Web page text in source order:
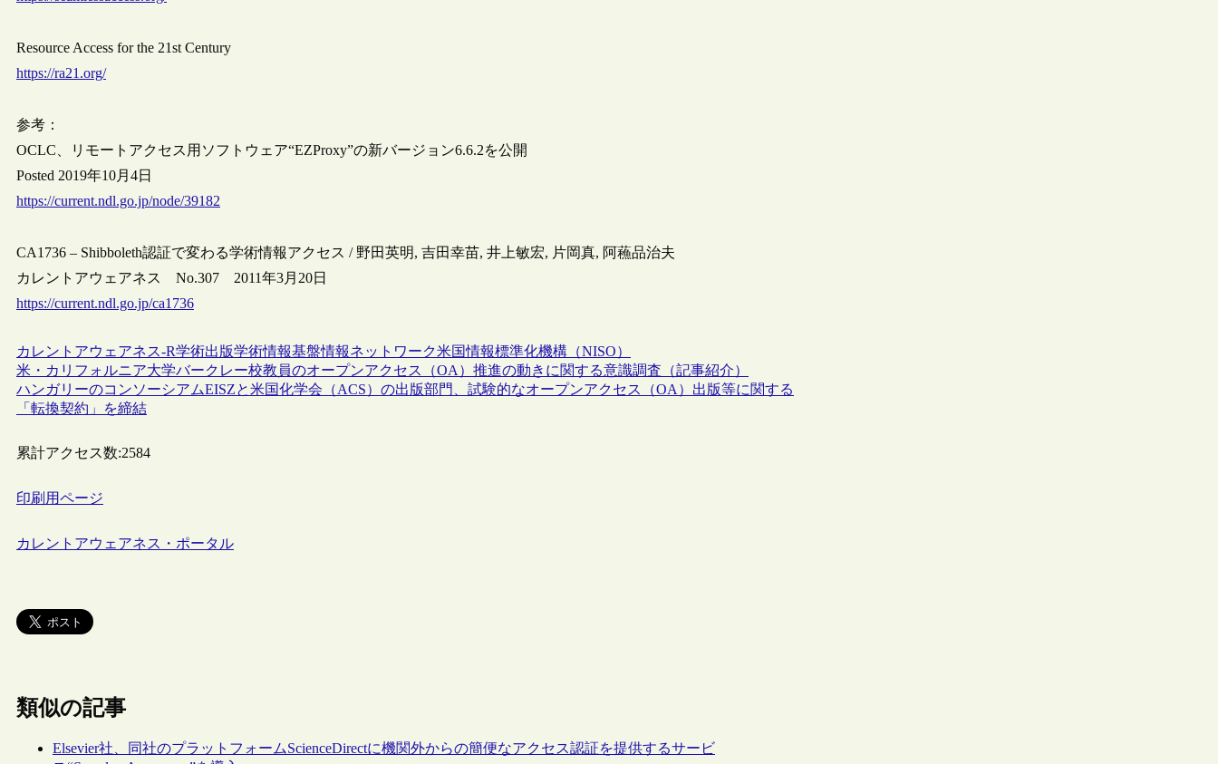
Resource Access for the 21st Century
https://ra21.org/
参考：
OCLC、リモートアクセス用ソフトウェア“EZProxy”の新バージョン6.6.2を公開
Posted 2019年10月4日
https://current.ndl.go.jp/node/39182
CA1736 – Shibboleth認証で変わる学術情報アクセス / 野田英明, 吉田幸苗, 井上敏宏, 片岡真, 阿蘓品治夫
カレントアウェアネス No.307 2011年3月20日
https://current.ndl.go.jp/ca1736
カレントアウェアネス-R学術出版学術情報基盤情報ネットワーク米国情報標準化機構（NISO）
米・カリフォルニア大学バークレー校教員のオープンアクセス（OA）推進の動きに関する意識調査（記事紹介）
ハンガリーのコンソーシアムEISZと米国化学会（ACS）の出版部門、試験的なオープンアクセス（OA）出版等に関する
「転換契約」を締結
累計アクセス数:2584
印刷用ページ
カレントアウェアネス・ポータル
類似の記事
Elsevier社、同社のプラットフォームScienceDirectに機関外からの簡便なアクセス認証を提供するサービ